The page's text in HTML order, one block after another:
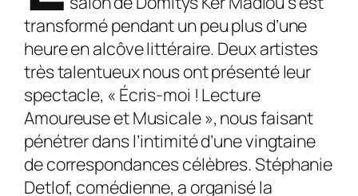
transformé pendant un peu plus d’une
heure en alcôve littéraire. Deux artistes
très talentueux nous ont présenté leur
spectacle, « Écris-moi ! Lecture
Amoureuse et Musicale », nous faisant
pénétrer dans l’intimité d’une vingtaine
de correspondances célèbres. Stéphanie
Detlof, comédienne, a organisé la